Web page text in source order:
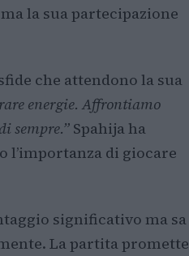
la sua partecipazione
che attendono la sua
energie. Affrontiamo
sempre.” Spahija ha
di giocare
significativo ma sa
La partita promette